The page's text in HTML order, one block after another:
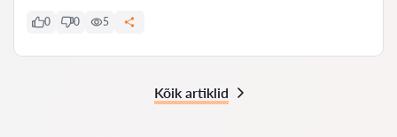
0 0 5
Kõik artiklid